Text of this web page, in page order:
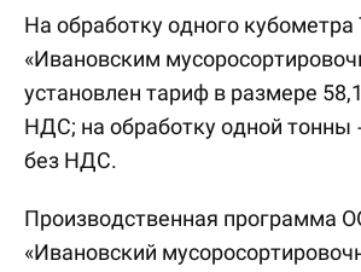
На обработку одного
«Ивановским
установлен тариф в размере
НДС; на обработку одной тонны
без НДС.
Производственная программа
«Ивановский